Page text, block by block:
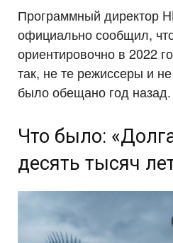
Программный директор
официально сообщил,
ориентировочно в 2022
так, не те режиссеры и
было обещано год назад.
Что было:
десять тысяч